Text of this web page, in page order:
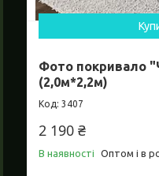
Фото покривало
(2,0м*2,2м)
3407
2 190 ₴
В наявності Оптом і в